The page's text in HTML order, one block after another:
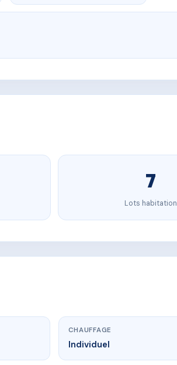
7
Lots habitation
CHAUFFAGE
Individuel